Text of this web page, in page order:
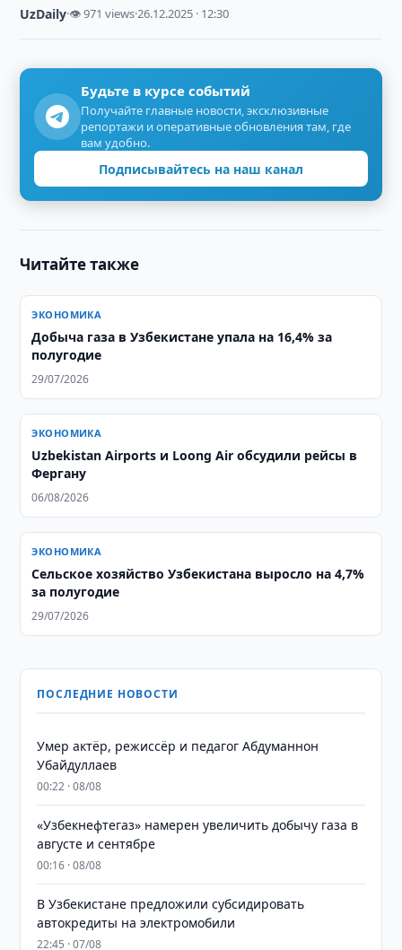
UzDaily·👁 971 views·26.12.2025 · 12:30
Будьте в курсе событий
Получайте главные новости, эксклюзивные
репортажи и оперативные обновления там, где
вам удобно.
Подписывайтесь на наш канал
Читайте также
ЭКОНОМИКА
Добыча газа в Узбекистане упала на 16,4% за
полугодие
29/07/2026
ЭКОНОМИКА
Uzbekistan Airports и Loong Air обсудили рейсы в
Фергану
06/08/2026
ЭКОНОМИКА
Сельское хозяйство Узбекистана выросло на 4,7%
за полугодие
29/07/2026
ПОСЛЕДНИЕ НОВОСТИ
Умер актёр, режиссёр и педагог Абдуманнон
Убайдуллаев
00:22 · 08/08
«Узбекнефтегаз» намерен увеличить добычу газа в
августе и сентябре
00:16 · 08/08
В Узбекистане предложили субсидировать
автокредиты на электромобили
22:45 · 07/08